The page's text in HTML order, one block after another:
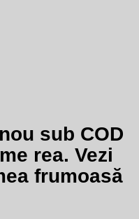
sub COD
rea. Vezi
frumoasă